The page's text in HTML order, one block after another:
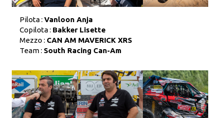
Pilota : Vanloon Anja
Copilota : Bakker Lisette
Mezzo : CAN AM MAVERICK XRS
Team : South Racing Can-Am